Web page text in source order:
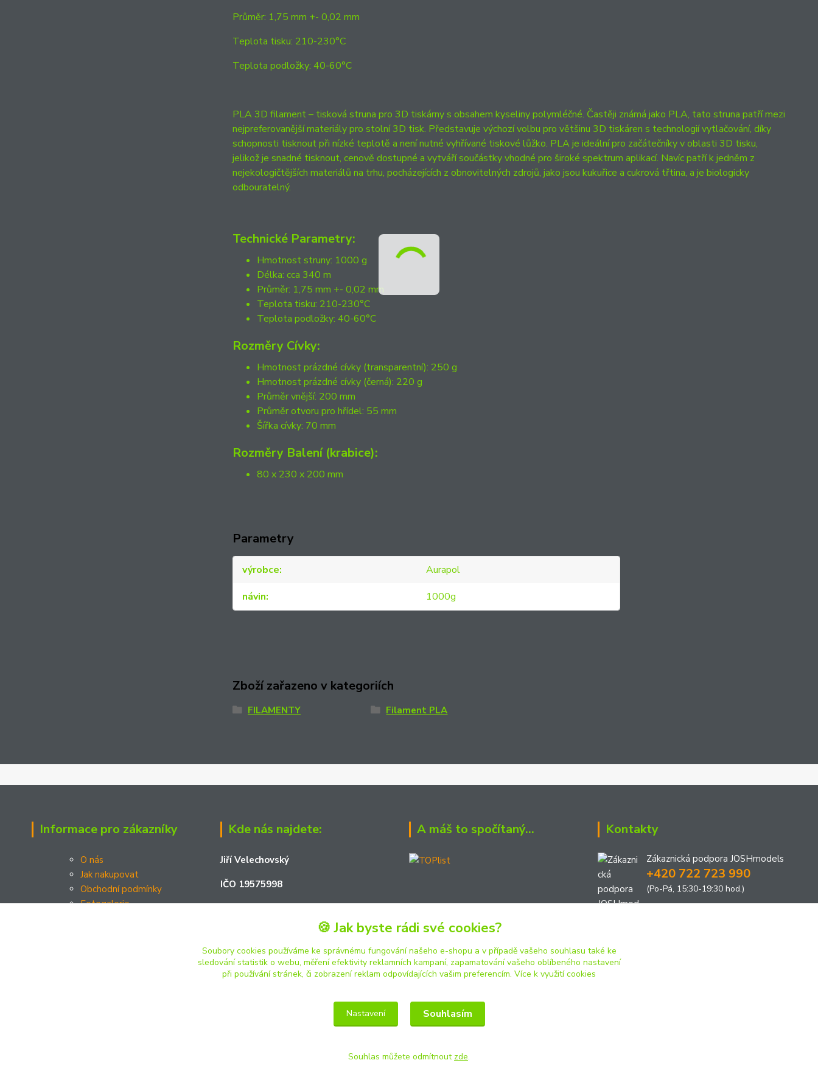
Průměr: 1,75 mm +- 0,02 mm
Teplota tisku: 210-230°C
Teplota podložky: 40-60°C
PLA 3D filament – tisková struna pro 3D tiskárny s obsahem kyseliny polymléčné. Častěji známá jako PLA, tato struna patří mezi
nejpreferovanější materiály pro stolní 3D tisk. Představuje výchozí volbu pro většinu 3D tiskáren s technologií vytlačování, díky
schopnosti tisknout při nízké teplotě a není nutné vyhřívané tiskové lůžko. PLA je ideální pro začátečníky v oblasti 3D tisku,
jelikož je snadné tisknout, cenově dostupné a vytváří součástky vhodné pro široké spektrum aplikací. Navíc patří k jedněm z
nejekologičtějších materiálů na trhu, pocházejících z obnovitelných zdrojů, jako jsou kukuřice a cukrová třtina, a je biologicky
odbouratelný.
Technické Parametry:
Hmotnost struny: 1000 g
Délka: cca 340 m
Průměr: 1,75 mm +- 0,02 mm
Teplota tisku: 210-230°C
Teplota podložky: 40-60°C
Rozměry Cívky:
Hmotnost prázdné cívky (transparentní): 250 g
Hmotnost prázdné cívky (černá): 220 g
Průměr vnější: 200 mm
Průměr otvoru pro hřídel: 55 mm
Šířka cívky: 70 mm
Rozměry Balení (krabice):
80 x 230 x 200 mm
Parametry
výrobce
Aurapol
návin
1000g
Zboží zařazeno v kategoriích
FILAMENTY Filament PLA
Informace pro zákazníky
O nás
Jak nakupovat
Obchodní podmínky
Fotogalerie
Kde nás najdete:
Jiří Velechovský
IČO 19575998
A máš to spočítaný... Kontakty
Zákaznická podpora JOSHmodels
+420 722 723 990
(Po-Pá, 15:30-19:30 hod.)
🍪 Jak byste rádi své cookies?
Soubory cookies používáme ke správnému fungování našeho e-shopu a v případě vašeho souhlasu také ke
sledování statistik o webu, měření efektivity reklamních kampaní, zapamatování vašeho oblíbeného nastavení
při používání stránek, či zobrazení reklam odpovídajících vašim preferencím. Více k využití cookies
Nastavení Souhlasím
Souhlas můžete odmítnout zde.